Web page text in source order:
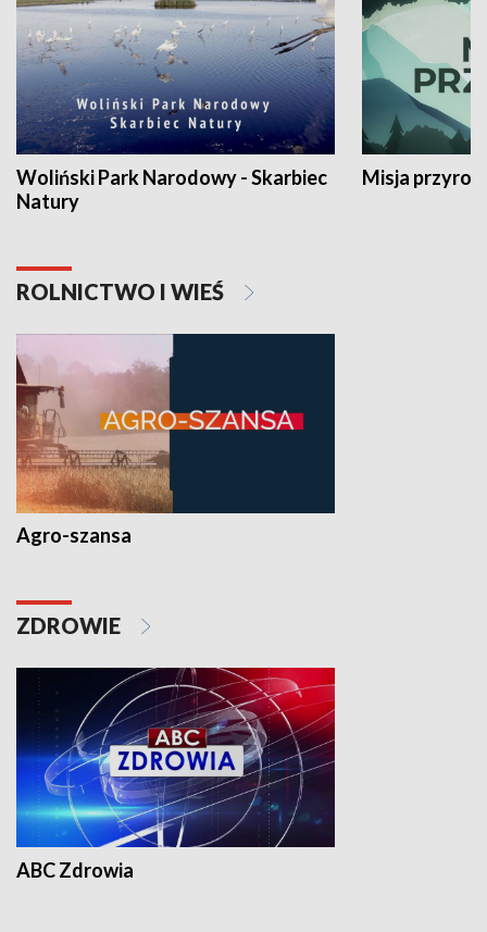
Woliński Park Narodowy - Skarbiec
Natury
Misja
ROLNICTWO I WIEŚ
Agro-szansa
ZDROWIE
ABC Zdrowia